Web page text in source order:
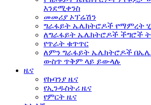
እንደሚቀንስ
መመሪያ ኦፕሬሽን
ግራፋይት ኤሌክትሮዶች የማምረት
ለግራፋይት ኤሌክትሮዶች ችግሮች
የጥራት ቁጥጥር
ለምን ግራፋይት ኤሌክትሮዶች
ውስጥ ጥቅም ላይ ይውላሉ
ዜና
የኩባንያ ዜና
የኢንዱስትሪ ዜና
የምርት ዜና